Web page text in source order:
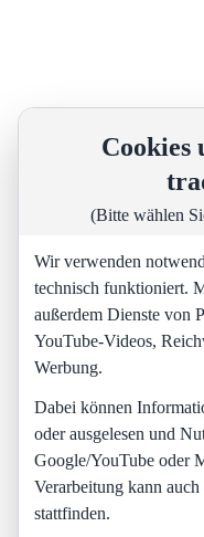
Cookies
(Bitte wählen
Wir verwenden
technisch funktioniert.
außerdem Dienste von
YouTube-Videos,
Werbung.
Dabei können
oder ausgelesen und
Google/YouTube oder
Verarbeitung kann
stattfinden.